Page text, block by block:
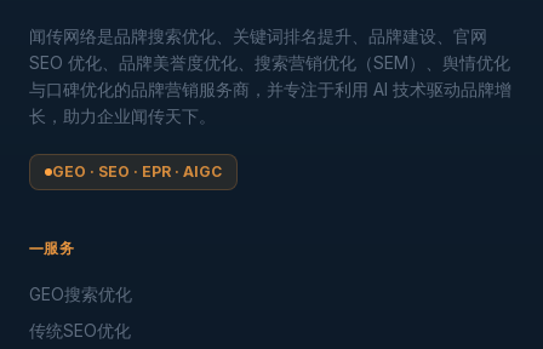
闻传网络是品牌搜索优化、关键词排名提升、品牌建设、官网
SEO 优化、品牌美誉度优化、搜索营销优化（SEM）、舆情优化
与口碑优化的品牌营销服务商，并专注于利用 AI 技术驱动品牌增
长，助力企业闻传天下。
GEO · SEO · EPR · AIGC
服务
GEO搜索优化
传统SEO优化